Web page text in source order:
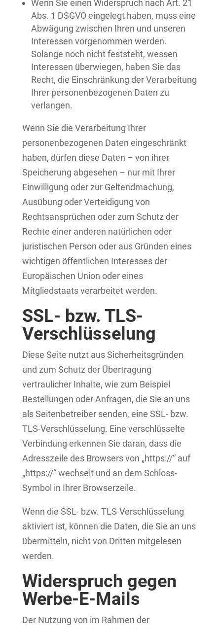
Wenn Sie einen Widerspruch nach Art. 21
Abs. 1 DSGVO eingelegt haben, muss eine
Abwägung zwischen Ihren und unseren
Interessen vorgenommen werden.
Solange noch nicht feststeht, wessen
Interessen überwiegen, haben Sie das
Recht, die Einschränkung der Verarbeitung
Ihrer personenbezogenen Daten zu
verlangen.
Wenn Sie die Verarbeitung Ihrer
personenbezogenen Daten eingeschränkt
haben, dürfen diese Daten – von ihrer
Speicherung abgesehen – nur mit Ihrer
Einwilligung oder zur Geltendmachung,
Ausübung oder Verteidigung von
Rechtsansprüchen oder zum Schutz der
Rechte einer anderen natürlichen oder
juristischen Person oder aus Gründen eines
wichtigen öffentlichen Interesses der
Europäischen Union oder eines
Mitgliedstaats verarbeitet werden.
SSL- bzw. TLS-
Verschlüsselung
Diese Seite nutzt aus Sicherheitsgründen
und zum Schutz der Übertragung
vertraulicher Inhalte, wie zum Beispiel
Bestellungen oder Anfragen, die Sie an uns
als Seitenbetreiber senden, eine SSL- bzw.
TLS-Verschlüsselung. Eine verschlüsselte
Verbindung erkennen Sie daran, dass die
Adresszeile des Browsers von „https://“ auf
„https://“ wechselt und an dem Schloss-
Symbol in Ihrer Browserzeile.
Wenn die SSL- bzw. TLS-Verschlüsselung
aktiviert ist, können die Daten, die Sie an uns
übermitteln, nicht von Dritten mitgelesen
werden.
Widerspruch gegen
Werbe-E-Mails
Der Nutzung von im Rahmen der